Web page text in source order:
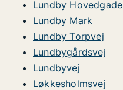
Lundby Hovedgade
Lundby Mark
Lundby Torpvej
Lundbygårdsvej
Lundbyvej
Løkkesholmsvej